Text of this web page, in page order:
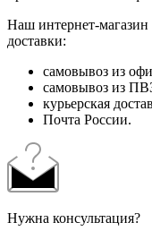
Наш интернет-магазин
доставки:
самовывоз из
самовывоз из
курьерская
Почта России.
Нужна консультация?